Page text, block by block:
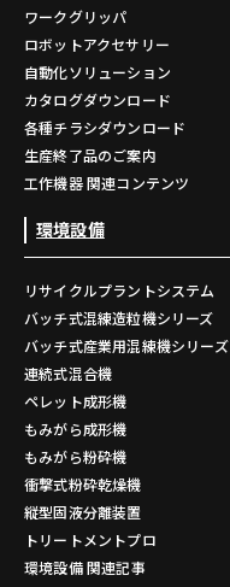
ワークグリッパ
ロボットアクセサリー
自動化ソリューション
カタログダウンロード
各種チラシダウンロード
生産終了品のご案内
工作機器 関連コンテンツ
環境設備
リサイクルプラントシステム
バッチ式混練造粒機シリーズ
バッチ式産業用混練機シリーズ
連続式混合機
ペレット成形機
もみがら成形機
もみがら粉砕機
衝撃式粉砕乾燥機
縦型固液分離装置
トリートメントプロ
環境設備 関連記事